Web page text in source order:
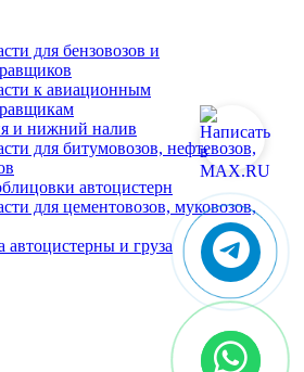
для бензовозов и
к авиационным
и нижний налив
для битумовозов, нефтевозов,
автоцистерн
для цементовозов, муковозов,
автоцистерны и груза